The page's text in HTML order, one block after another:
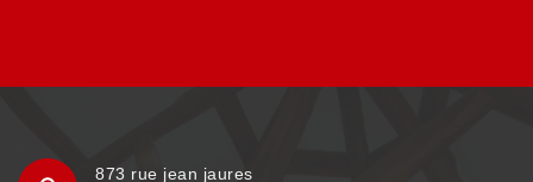
873 rue jean jaures